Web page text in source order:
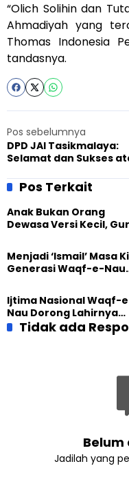
“Olich Solihin dan
Ahmadiyah yang
Thomas Indonesia
tandasnya.
Pos sebelumnya
DPD JAI Tasikmalaya:
Selamat dan Sukses
Sebagai Wali Kota dan
Wakil Wali Kota
Tasikmalaya
Pos Terkait
Anak Bukan Orang
Dewasa Versi Kecil,
Pendidikan BERLIAN
Menjadi ‘Ismail’ Masa
Generasi Waqf-e-Nau
Pengabdian
Ijtima Nasional Waqf-
Nau Dorong Lahirnya
Generasi Pengkhidmat
Tidak ada
Jadilah yang